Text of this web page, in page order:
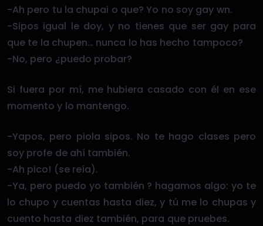
-Ah pero tu la chupai o que? Yo no soy gay wn.
-Sipos igual le doy, y no tienes que ser gay para
que te la chupen… nunca lo has hecho tampoco?
-No, pero ¿puedo probar?
Si fuera por mí, me hubiera casado con él en ese
momento y lo mantengo.
-Yapos, pero piola sipos. No te hago clases pero
soy profe de ahí también.
-Ah pico! (se reía).
-Ya, pero puedo yo también ? hagamos algo: yo te
lo chupo y cuentas hasta diez, y tú me lo chupas y
cuento hasta diez también, para que pruebes.